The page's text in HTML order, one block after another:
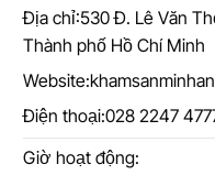
Địa chỉ:530 Đ. Lê Văn
Thành phố Hồ Chí Minh
Website:
Điện thoại:028 2247
Giờ hoạt động: